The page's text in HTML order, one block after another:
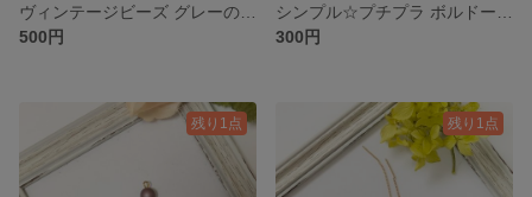
500円
300円
残り1点 残り1点